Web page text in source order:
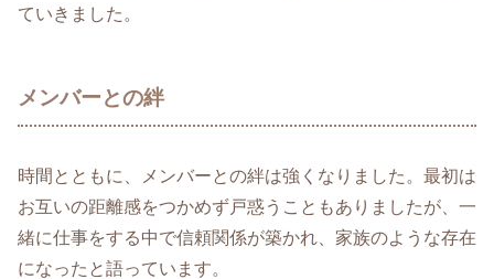
ていきました。
メンバーとの絆
時間とともに、メンバーとの絆は強くなりました。最初は
お互いの距離感をつかめず戸惑うこともありましたが、一
緒に仕事をする中で信頼関係が築かれ、家族のような存在
になったと語っています。